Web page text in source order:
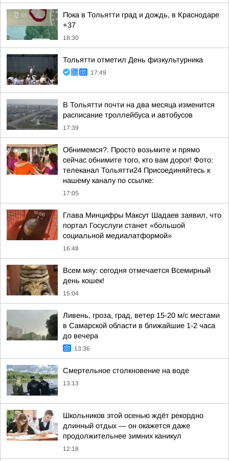
Пока в Тольятти град и дождь, в Краснодаре
+37
18:30
Тольятти отметил День физкультурника
17:49
В Тольятти почти на два месяца изменится
расписание троллейбуса и автобусов
17:39
Обнимемся?. Просто возьмите и прямо
сейчас обнимите того, кто вам дорог! Фото:
телеканал Тольятти24 Присоединяйтесь к
нашему каналу по ссылке:
17:05
Глава Минцифры Максут Шадаев заявил, что
портал Госуслуги станет «большой
социальной медиалатформой»
16:48
Всем мяу: сегодня отмечается Всемирный
день кошек!
15:04
Ливень, гроза, град, ветер 15-20 м/с местами
в Самарской области в ближайшие 1-2 часа
до вечера
13:36
Смертельное столкновение на воде
13:13
Школьников этой осенью ждёт рекордно
длинный отдых — он окажется даже
продолжительнее зимних каникул
12:18